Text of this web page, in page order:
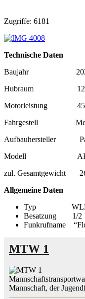
Zugriffe: 6181
Technische Daten
Baujahr
Hubraum
Motorleistung 450
Fahrgestell
Aufbauhersteller
Modell
zul. Gesamtgewicht
Allgemeine Daten
Typ
Besatzung 1/2
Funkrufname
MTW 1
Mannschaft, der